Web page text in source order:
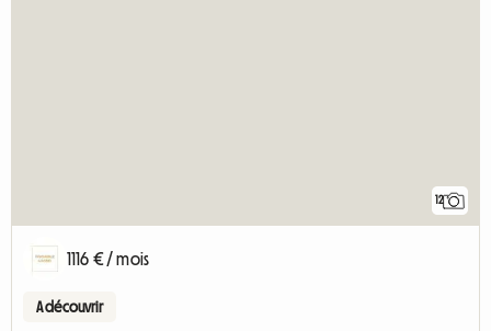
12
1116 € / mois
A découvrir